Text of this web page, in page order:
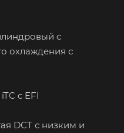
с
охлаждения с
с EFI
DCT с низким и